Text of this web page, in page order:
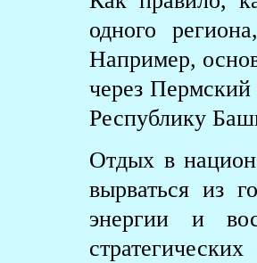
одного
Например,
через
Республику
Отдых в
вырваться из
энергии и